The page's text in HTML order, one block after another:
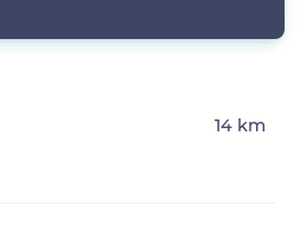
14 km